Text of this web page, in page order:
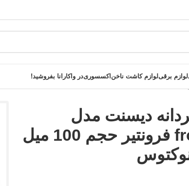
همین امروز از تخفیفات ویژه بهرمند شوید!
لوازم برقیلوازم کاشت ناخن اکسسوریدر واکارانا بفروشید!
دیسنت مدل
frontiere فرونتیر حجم 100 میل